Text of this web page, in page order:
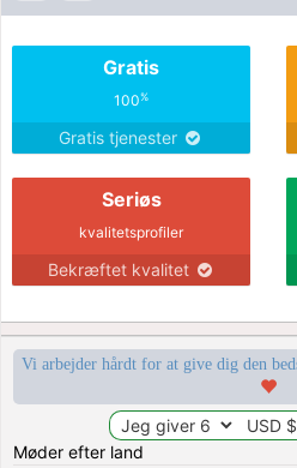
Gratis
100%
Gratis tjenester
Seriøs
kvalitetsprofiler
Bekræftet kvalitet
Vi arbejder hårdt for at give dig den
Møder efter land